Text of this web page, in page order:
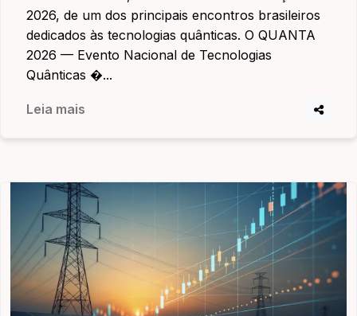
2026, de um dos principais encontros brasileiros
dedicados às tecnologias quânticas. O QUANTA
2026 — Evento Nacional de Tecnologias
Quânticas �...
Leia mais